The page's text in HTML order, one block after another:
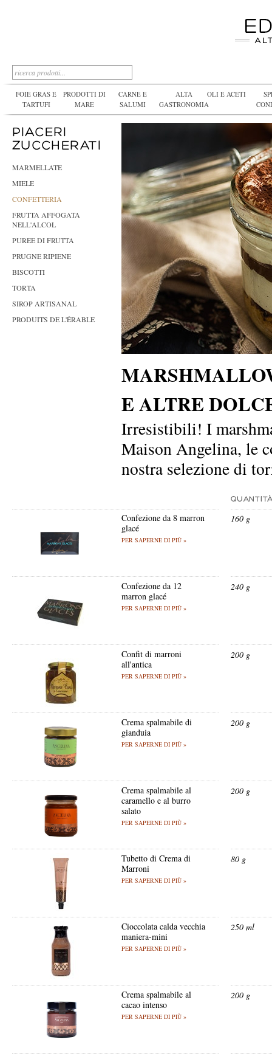
FOIE GRAS E
TARTUFI
PRODOTTI DI
MARE
CARNE E
SALUMI
ALTA
GASTRONOMIA
OLI E ACETI
MARMELLATE
MIELE
CONFETTERIA
FRUTTA AFFOGATA
NELL'ALCOL
PUREE DI FRUTTA
PRUGNE RIPIENE
BISCOTTI
TORTA
SIROP ARTISANAL
PRODUITS DE L'ÉRABLE
E ALTRE
Irresistibili! I
Maison Angelina, le
nostra selezione di
Confezione da 8 marron
glacé
PER SAPERNE DI PIÙ »
160 g
Confezione da 12
marron glacé
PER SAPERNE DI PIÙ »
240 g
Confit di marroni
all'antica
PER SAPERNE DI PIÙ »
200 g
Crema spalmabile di
gianduia
PER SAPERNE DI PIÙ »
200 g
Crema spalmabile al
caramello e al burro
salato
PER SAPERNE DI PIÙ »
200 g
Tubetto di Crema di
Marroni
PER SAPERNE DI PIÙ »
80 g
Cioccolata calda vecchia
maniera-mini
PER SAPERNE DI PIÙ »
250 ml
Crema spalmabile al
cacao intenso
PER SAPERNE DI PIÙ »
200 g